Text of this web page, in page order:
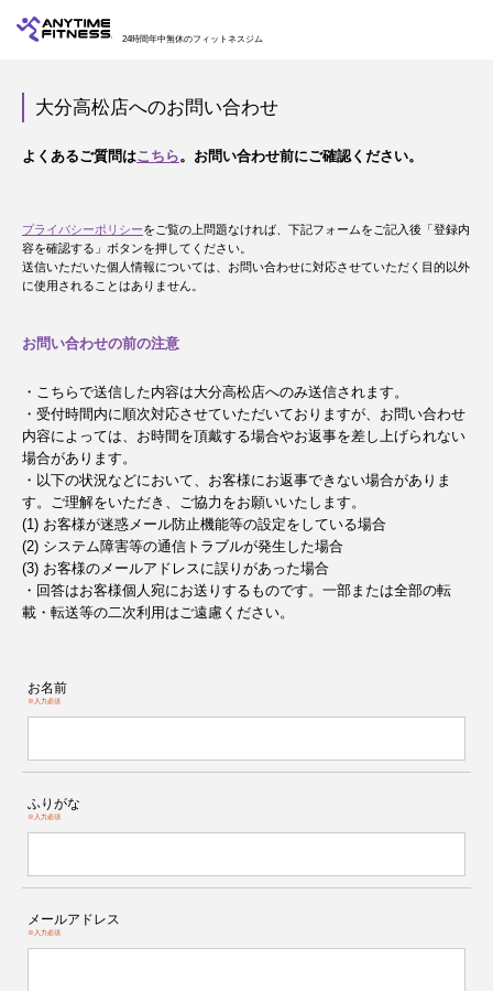
24時間年中無休のフィットネスジム
大分高松店へのお問い合わせ
よくあるご質問はこちら。お問い合わせ前にご確認ください。
プライバシーポリシーをご覧の上問題なければ、下記フォームをご記入後「登録内
容を確認する」ボタンを押してください。
送信いただいた個人情報については、お問い合わせに対応させていただく目的以外
に使用されることはありません。
お問い合わせの前の注意
・こちらで送信した内容は大分高松店へのみ送信されます。
・受付時間内に順次対応させていただいておりますが、お問い合わせ
内容によっては、お時間を頂戴する場合やお返事を差し上げられない
場合があります。
・以下の状況などにおいて、お客様にお返事できない場合がありま
す。ご理解をいただき、ご協力をお願いいたします。
(1) お客様が迷惑メール防止機能等の設定をしている場合
(2) システム障害等の通信トラブルが発生した場合
(3) お客様のメールアドレスに誤りがあった場合
・回答はお客様個人宛にお送りするものです。一部または全部の転
載・転送等の二次利用はご遠慮ください。
お名前
※入力必須
ふりがな
※入力必須
メールアドレス
※入力必須